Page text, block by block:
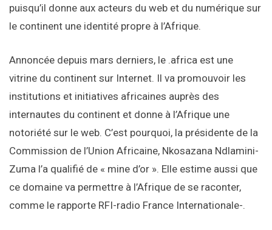
puisqu’il donne aux acteurs du web et du numérique sur
le continent une identité propre à l’Afrique.
Annoncée depuis mars derniers, le .africa est une
vitrine du continent sur Internet. Il va promouvoir les
institutions et initiatives africaines auprès des
internautes du continent et donne à l’Afrique une
notoriété sur le web. C’est pourquoi, la présidente de la
Commission de l’Union Africaine, Nkosazana Ndlamini-
Zuma l’a qualifié de « mine d’or ». Elle estime aussi que
ce domaine va permettre à l’Afrique de se raconter,
comme le rapporte RFI-radio France Internationale-.